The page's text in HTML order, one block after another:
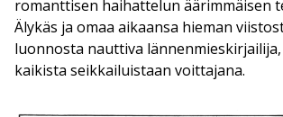
romanttisen haihattelun äärimmäisen
Älykäs ja omaa aikaansa hieman
luonnosta nauttiva
kaikista seikkailuistaan voittajana.